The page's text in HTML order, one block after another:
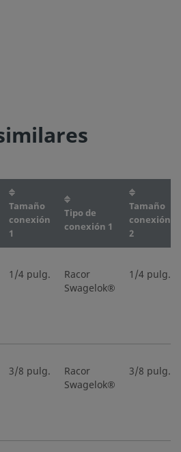
Tamaño
conexión
1
Tipo de
conexión 1
Tamaño
conexión
2
1/4 pulg.
Racor
Swagelok®
1/4 pulg.
3/8 pulg.
Racor
Swagelok®
3/8 pulg.